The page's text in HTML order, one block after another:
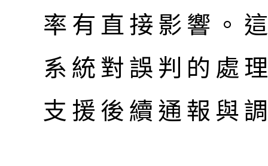
率有直接影響。
系統對誤判的處
支援後續通報與